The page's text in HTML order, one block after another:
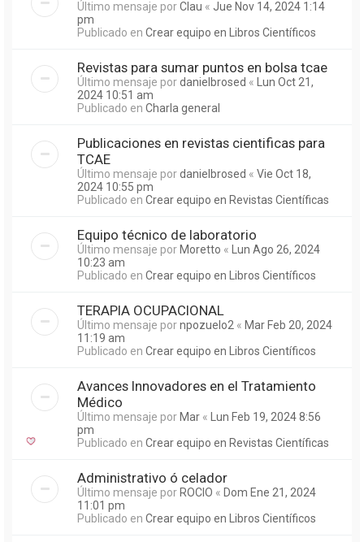
Último mensaje porClau « Jue Nov 14, 2024 1:14
pm
Publicado en Crear equipo en Libros Científicos
Revistas para sumar puntos en bolsa tcae
Último mensaje pordanielbrosed « Lun Oct 21,
2024 10:51 am
Publicado en Charla general
Publicaciones en revistas cientificas para
TCAE
Último mensaje pordanielbrosed « Vie Oct 18,
2024 10:55 pm
Publicado en Crear equipo en Revistas Científicas
Equipo técnico de laboratorio
Último mensaje por Moretto « Lun Ago 26, 2024
10:23 am
Publicado en Crear equipo en Libros Científicos
TERAPIA OCUPACIONAL
Último mensaje pornpozuelo2 « Mar Feb 20, 2024
11:19 am
Publicado en Crear equipo en Libros Científicos
Avances Innovadores en el Tratamiento
Médico
Último mensaje por Mar « Lun Feb 19, 2024 8:56
pm
Publicado en Crear equipo en Revistas Científicas
Administrativo ó celador
Último mensaje por ROCIO « Dom Ene 21, 2024
11:01 pm
Publicado en Crear equipo en Libros Científicos